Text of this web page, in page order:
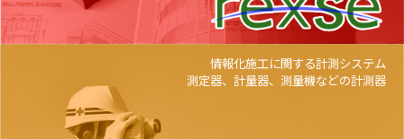
情報化施工に関する計測システム
測定器、計量器、測量機などの計測器